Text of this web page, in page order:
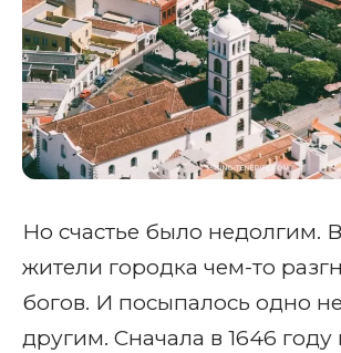
Но счастье было недолгим.
жители городка чем-то
богов. И посыпалось одно
другим. Сначала в 1646 году